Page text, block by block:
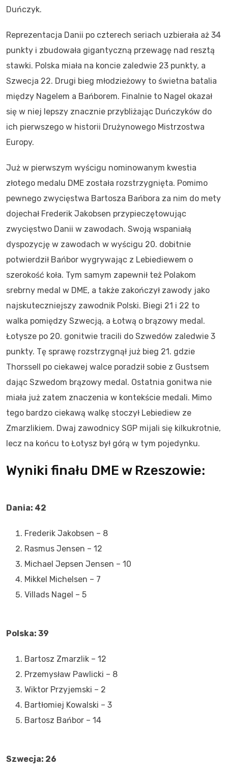
Duńczyk.
Reprezentacja Danii po czterech seriach uzbierała aż 34
punkty i zbudowała gigantyczną przewagę nad resztą
stawki. Polska miała na koncie zaledwie 23 punkty, a
Szwecja 22. Drugi bieg młodzieżowy to świetna batalia
między Nagelem a Bańborem. Finalnie to Nagel okazał
się w niej lepszy znacznie przybliżając Duńczyków do
ich pierwszego w historii Drużynowego Mistrzostwa
Europy.
Już w pierwszym wyścigu nominowanym kwestia
złotego medalu DME została rozstrzygnięta. Pomimo
pewnego zwycięstwa Bartosza Bańbora za nim do mety
dojechał Frederik Jakobsen przypieczętowując
zwycięstwo Danii w zawodach. Swoją wspaniałą
dyspozycję w zawodach w wyścigu 20. dobitnie
potwierdził Bańbor wygrywając z Lebiediewem o
szerokość koła. Tym samym zapewnił też Polakom
srebrny medal w DME, a także zakończył zawody jako
najskuteczniejszy zawodnik Polski. Biegi 21 i 22 to
walka pomiędzy Szwecją, a Łotwą o brązowy medal.
Łotysze po 20. gonitwie tracili do Szwedów zaledwie 3
punkty. Tę sprawę rozstrzygnął już bieg 21. gdzie
Thorssell po ciekawej walce poradził sobie z Gustsem
dając Szwedom brązowy medal. Ostatnia gonitwa nie
miała już zatem znaczenia w kontekście medali. Mimo
tego bardzo ciekawą walkę stoczył Lebiediew ze
Zmarzlikiem. Dwaj zawodnicy SGP mijali się kilkukrotnie,
lecz na końcu to Łotysz był górą w tym pojedynku.
Wyniki finału DME w Rzeszowie:
Dania: 42
Frederik Jakobsen – 8
Rasmus Jensen – 12
Michael Jepsen Jensen – 10
Mikkel Michelsen – 7
Villads Nagel – 5
Polska: 39
Bartosz Zmarzlik – 12
Przemysław Pawlicki – 8
Wiktor Przyjemski – 2
Bartłomiej Kowalski – 3
Bartosz Bańbor – 14
Szwecja: 26